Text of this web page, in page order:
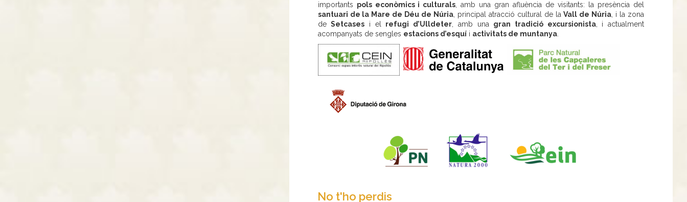
importants pols econòmics i culturals, amb una gran afluència de visitants: la presència del
santuari de la Mare de Déu de Núria, principal atracció cultural de laVall de Núria, i la zona
deSetcases i el refugi d’Ulldeter, amb una gran tradició excursionista, i actualment
acompanyats de sengles estacions d’esquíi activitats de muntanya.
No t'ho perdis